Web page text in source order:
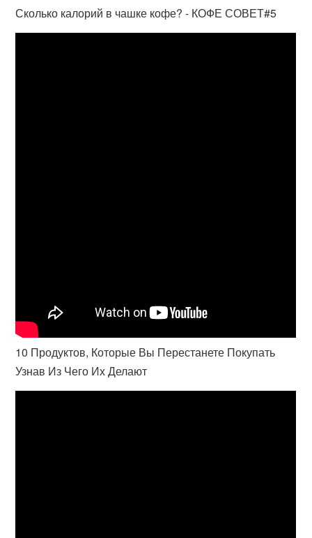
Сколько калорий в чашке кофе? - КОФЕ СОВЕТ#5
10 Продуктов, Которые Вы Перестанете Покупать
Узнав Из Чего Их Делают